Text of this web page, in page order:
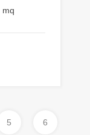
mq
5 6